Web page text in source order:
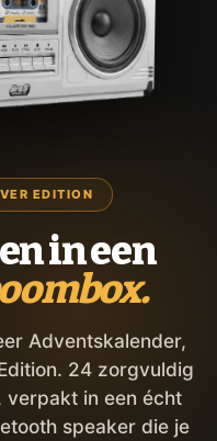
EDITION
in een
Adventskalender,
24 zorgvuldig
in een écht
speaker die je